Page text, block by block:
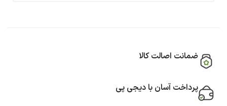
ضمانت اصالت کالا
پرداخت آسان با دیجی پی